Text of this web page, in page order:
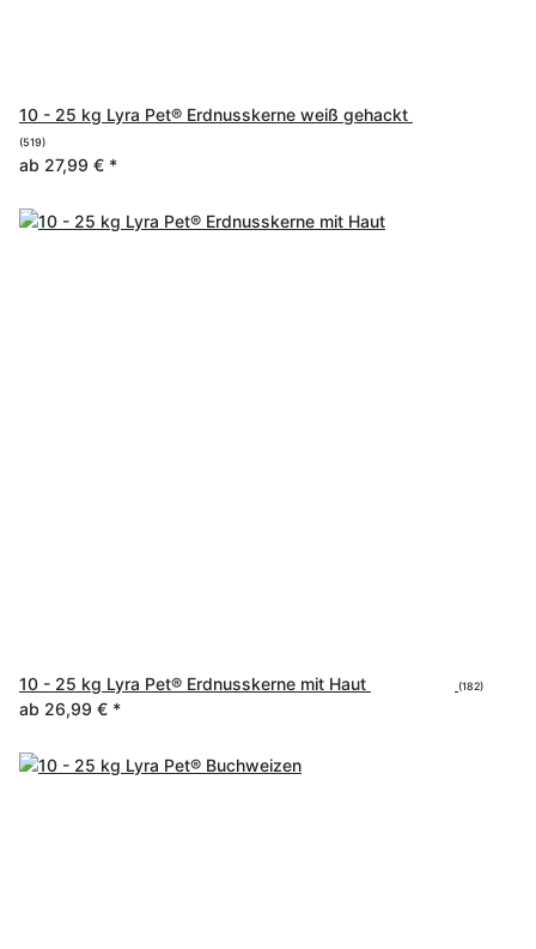
10 - 25 kg Lyra Pet® Erdnusskerne weiß gehackt
(519)
ab 27,99 € *
10 - 25 kg Lyra Pet® Erdnusskerne mit Haut (182)
ab 26,99 € *